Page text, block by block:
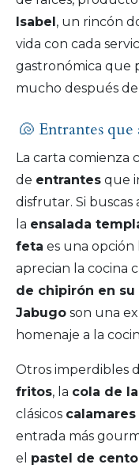
Isabel, un rincón
vida con cada
gastronómica que
mucho después
🐚 Entrantes
La carta comienza
de entrantes que
disfrutar. Si
la ensalada
feta es una opción
aprecian la cocina
de chipirón en su
Jabugo son una
homenaje a la
Otros imperdibles
fritos, la cola de
clásicos
entrada más
el pastel de